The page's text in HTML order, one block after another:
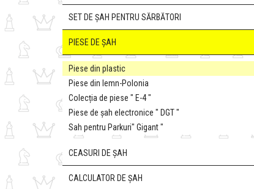
SET DE ȘAH PENTRU SĂRBĂTORI
PIESE DE ȘAH
Piese din plastic
Piese din lemn-Polonia
Colecția de piese " E-4 "
Piese de șah electronice " DGT "
Sah pentru Parkuri" Gigant "
CEASURI DE ȘAH
CALCULATOR DE ȘAH